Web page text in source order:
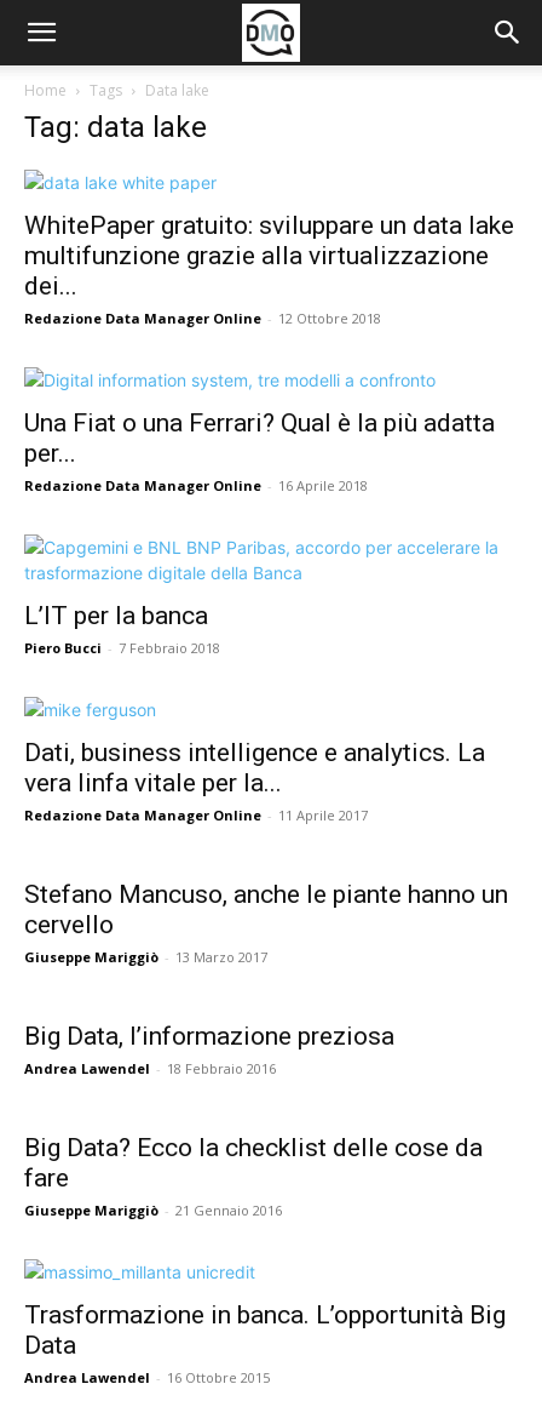
Home Tags Data lake
Tag: data lake
WhitePaper gratuito: sviluppare un data lake
multifunzione grazie alla virtualizzazione
dei...
Redazione Data Manager Online - 12 Ottobre 2018
Una Fiat o una Ferrari? Qual è la più adatta
per...
Redazione Data Manager Online - 16 Aprile 2018
L’IT per la banca
Piero Bucci - 7 Febbraio 2018
Dati, business intelligence e analytics. La
vera linfa vitale per la...
Redazione Data Manager Online - 11 Aprile 2017
Stefano Mancuso, anche le piante hanno un
cervello
Giuseppe Mariggiò - 13 Marzo 2017
Big Data, l’informazione preziosa
Andrea Lawendel - 18 Febbraio 2016
Big Data? Ecco la checklist delle cose da
fare
Giuseppe Mariggiò - 21 Gennaio 2016
Trasformazione in banca. L’opportunità Big
Data
Andrea Lawendel - 16 Ottobre 2015